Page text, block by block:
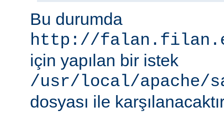
Bu durumda
http://
için yapılan bir istek
/usr/local/apache/
dosyası ile